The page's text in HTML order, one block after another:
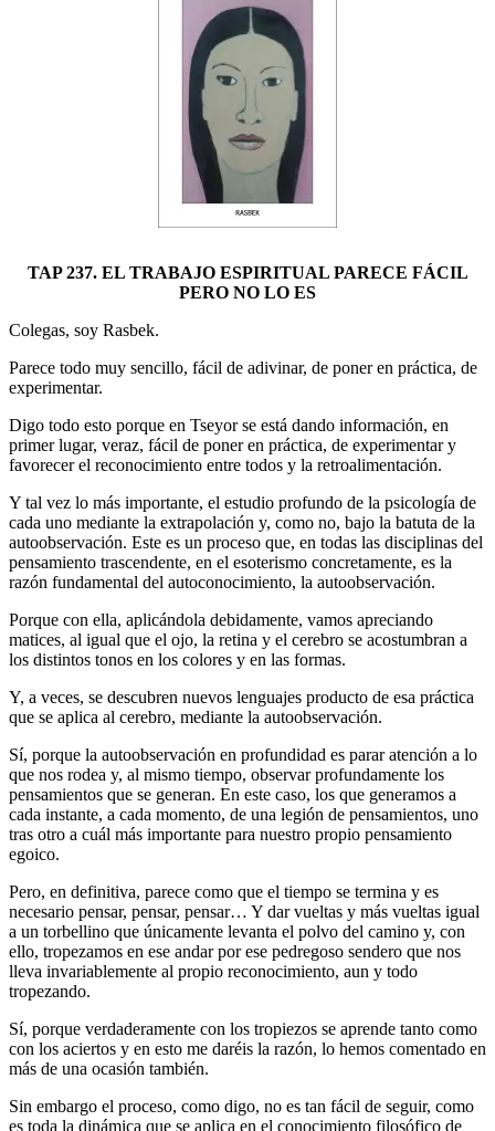
TAP 237. EL TRABAJO ESPIRITUAL PARECE FÁCIL
PERO NO LO ES
Colegas, soy Rasbek.
Parece todo muy sencillo, fácil de adivinar, de poner en práctica, de
experimentar.
Digo todo esto porque en Tseyor se está dando información, en
primer lugar, veraz, fácil de poner en práctica, de experimentar y
favorecer el reconocimiento entre todos y la retroalimentación.
Y tal vez lo más importante, el estudio profundo de la psicología de
cada uno mediante la extrapolación y, como no, bajo la batuta de la
autoobservación. Este es un proceso que, en todas las disciplinas del
pensamiento trascendente, en el esoterismo concretamente, es la
razón fundamental del autoconocimiento, la autoobservación.
Porque con ella, aplicándola debidamente, vamos apreciando
matices, al igual que el ojo, la retina y el cerebro se acostumbran a
los distintos tonos en los colores y en las formas.
Y, a veces, se descubren nuevos lenguajes producto de esa práctica
que se aplica al cerebro, mediante la autoobservación.
Sí, porque la autoobservación en profundidad es parar atención a lo
que nos rodea y, al mismo tiempo, observar profundamente los
pensamientos que se generan. En este caso, los que generamos a
cada instante, a cada momento, de una legión de pensamientos, uno
tras otro a cuál más importante para nuestro propio pensamiento
egoico.
Pero, en definitiva, parece como que el tiempo se termina y es
necesario pensar, pensar, pensar… Y dar vueltas y más vueltas igual
a un torbellino que únicamente levanta el polvo del camino y, con
ello, tropezamos en ese andar por ese pedregoso sendero que nos
lleva invariablemente al propio reconocimiento, aun y todo
tropezando.
Sí, porque verdaderamente con los tropiezos se aprende tanto como
con los aciertos y en esto me daréis la razón, lo hemos comentado en
más de una ocasión también.
Sin embargo el proceso, como digo, no es tan fácil de seguir, como
es toda la dinámica que se aplica en el conocimiento filosófico de